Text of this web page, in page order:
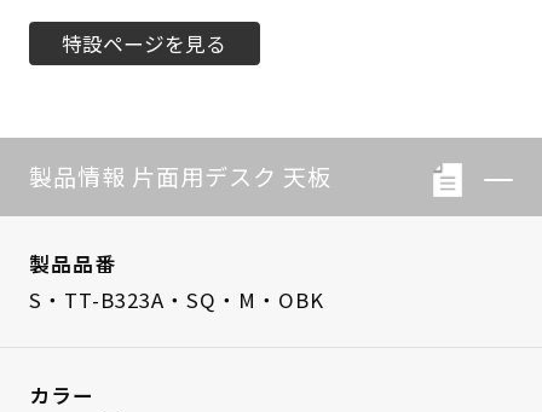
特設ページを見る
製品情報 片面用デスク 天板
製品品番
S・TT-B323A・SQ・M・OBK
カラー